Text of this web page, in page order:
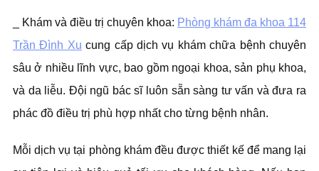
_ Khám và điều trị chuyên khoa: Phòng khám đa khoa 114
Trần Đình Xu cung cấp dịch vụ khám chữa bệnh chuyên
sâu ở nhiều lĩnh vực, bao gồm ngoại khoa, sản phụ khoa,
và da liễu. Đội ngũ bác sĩ luôn sẵn sàng tư vấn và đưa ra
phác đồ điều trị phù hợp nhất cho từng bệnh nhân.
Mỗi dịch vụ tại phòng khám đều được thiết kế để mang lại